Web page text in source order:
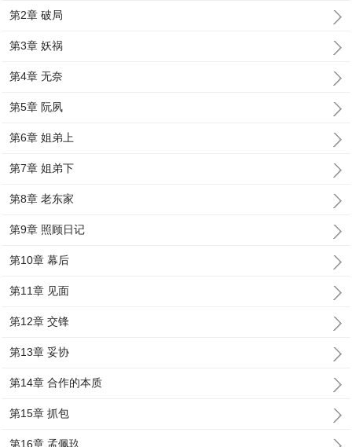
第2章 破局
第3章 妖祸
第4章 无奈
第5章 阮夙
第6章 姐弟上
第7章 姐弟下
第8章 老东家
第9章 照顾日记
第10章 幕后
第11章 见面
第12章 交锋
第13章 妥协
第14章 合作的本质
第15章 抓包
第16章 孟佩玖